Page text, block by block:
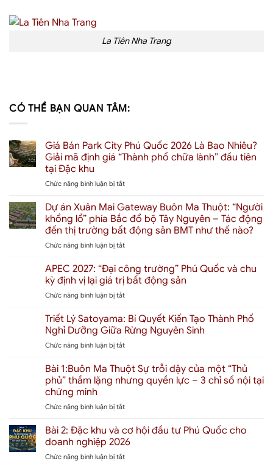
La Tiên Nha Trang
CÓ THỂ BẠN QUAN TÂM:
Giá Bán Park City Phú Quốc 2026 Là Bao Nhiêu?
Giải mã định giá “Thành phố chữa lành” đầu tiên
tại Đặc khu
Chức năng bình luận bị tắtở
Bán
Park
City
Phú
Quốc
Là
Bao
Nhiêu?
Giải
định
giá
“Thành
phố
lành”
đầu
Đặc
Dự án Xuân Mai Gateway Buôn Ma Thuột: “Người
khổng lồ” phía Bắc đổ bộ Tây Nguyên – Tác động
đến thị trường bất động sản BMT như thế nào?
Chức năng bình luận bị tắtở
án
Xuân
Mai
Gateway
Ma
Thuột:
“Người
khổng
phía
Bắc
Tây
–
Tác
APEC 2027: “Đại công trường” Phú Quốc và chu
kỳ định vị lại giá trị bất động sản
Chức năng bình luận bị tắtở
2027:
“Đại
công
trường”
Quốc
và
định
lại
giá
bất
Triết Lý Satoyama: Bí Quyết Kiến Tạo Thành Phố
Nghỉ Dưỡng Giữa Rừng Nguyên Sinh
Chức năng bình luận bị tắtở
Lý
Satoyama:
Bí
Kiến
Thành
Phố
Nghỉ
Dưỡng
Bài 1:Buôn Ma Thuột Sự trỗi dậy của một “Thủ
phủ” thầm lặng nhưng quyền lực – 3 chỉ số nội tại
chứng minh
Chức năng bình luận bị tắtở
1:Buôn
Ma
Thuột
Sự
Bài 2: Đặc khu và cơ hội đầu tư Phú Quốc cho
doanh nghiệp 2026
Chức năng bình luận bị tắtở